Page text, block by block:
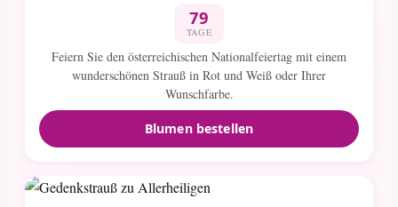
79
TAGE
Feiern Sie den österreichischen Nationalfeiertag mit einem
wunderschönen Strauß in Rot und Weiß oder Ihrer
Wunschfarbe.
Blumen bestellen